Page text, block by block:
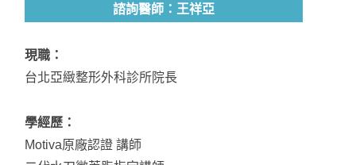
諮詢醫師：王祥亞
現職：
台北亞緻整形外科診所院長
學經歷：
Motiva原廠認證 講師